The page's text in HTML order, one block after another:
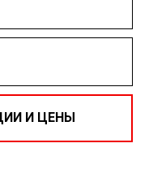
И ЦЕНЫ